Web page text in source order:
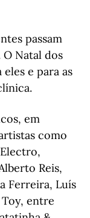
passam
Natal dos
e para as
em
como
Reis,
Ferreira, Luís
entre